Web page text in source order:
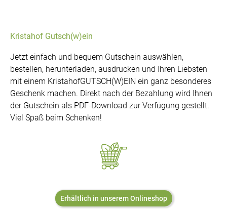
Kristahof Gutsch(w)ein
Jetzt einfach und bequem Gutschein auswählen,
bestellen, herunterladen, ausdrucken und Ihren Liebsten
mit einem KristahofGUTSCH(W)EIN ein ganz besonderes
Geschenk machen. Direkt nach der Bezahlung wird Ihnen
der Gutschein als PDF-Download zur Verfügung gestellt.
Viel Spaß beim Schenken!
Erhältlich in unserem Onlineshop